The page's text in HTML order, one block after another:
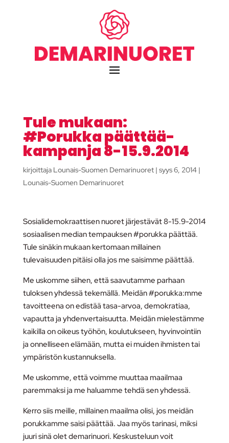
Tule mukaan:
#Porukka päättää-
kampanja 8-15.9.2014
kirjoittaja Lounais-Suomen Demarinuoret| syys 6, 2014|
Lounais-Suomen Demarinuoret
Sosialidemokraattisen nuoret järjestävät 8-15.9-2014
sosiaalisen median tempauksen #porukka päättää.
Tule sinäkin mukaan kertomaan millainen
tulevaisuuden pitäisi olla jos me saisimme päättää.
Me uskomme siihen, että saavutamme parhaan
tuloksen yhdessä tekemällä. Meidän #porukka:mme
tavoitteena on edistää tasa-arvoa, demokratiaa,
vapautta ja yhdenvertaisuutta. Meidän mielestämme
kaikilla on oikeus työhön, koulutukseen, hyvinvointiin
ja onnelliseen elämään, mutta ei muiden ihmisten tai
ympäristön kustannuksella.
Me uskomme, että voimme muuttaa maailmaa
paremmaksi ja me haluamme tehdä sen yhdessä.
Kerro siis meille, millainen maailma olisi, jos meidän
porukkamme saisi päättää. Jaa myös tarinasi, miksi
juuri sinä olet demarinuori. Keskusteluun voit